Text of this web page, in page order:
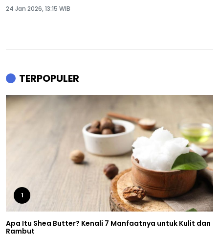
24 Jan 2026, 13:15 WIB
TERPOPULER
1
Apa Itu Shea Butter? Kenali 7 Manfaatnya untuk Kulit dan
Rambut